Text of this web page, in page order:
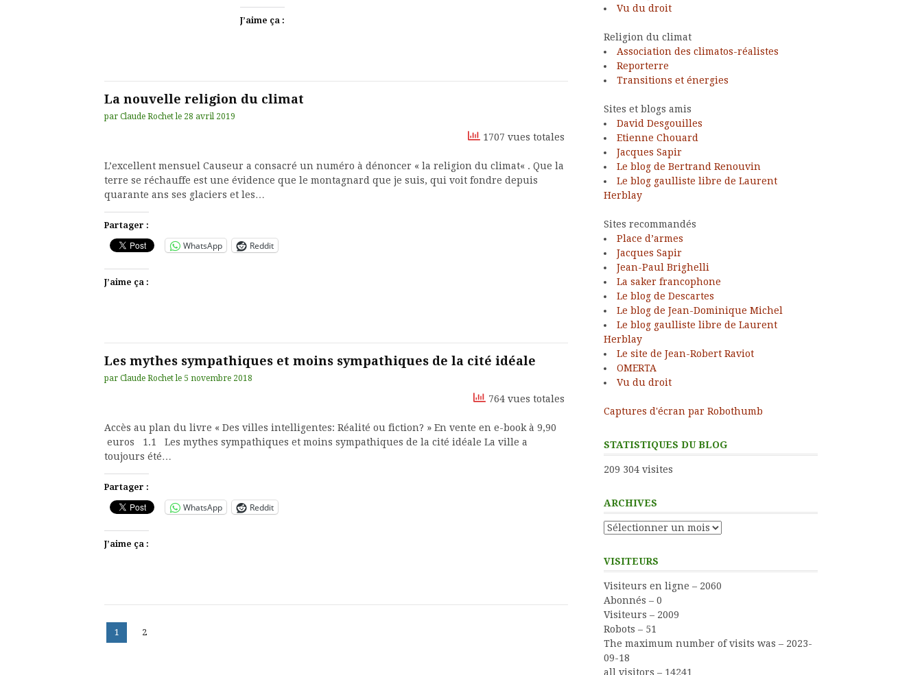
J’aime ça :
La nouvelle religion du climat
par Claude Rochet le 28 avril 2019
1707 vues totales
L’excellent mensuel Causeur a consacré un numéro à dénoncer « la religion du climat« . Que la
terre se réchauffe est une évidence que le montagnard que je suis, qui voit fondre depuis
quarante ans ses glaciers et les…
Partager :
WhatsApp Reddit
J’aime ça :
Les mythes sympathiques et moins sympathiques de la cité idéale
par Claude Rochet le 5 novembre 2018
764 vues totales
Accès au plan du livre « Des villes intelligentes: Réalité ou fiction? » En vente en e-book à 9,90
euros 1.1 Les mythes sympathiques et moins sympathiques de la cité idéale La ville a
toujours été…
Partager :
WhatsApp Reddit
J’aime ça :
Pagination
des
Page
1 Page
2
Vu du droit
Religion du climat
Association des climatos-réalistes
Reporterre
Transitions et énergies
Sites et blogs amis
David Desgouilles
Etienne Chouard
Jacques Sapir
Le blog de Bertrand Renouvin
Le blog gaulliste libre de Laurent
Herblay
Sites recommandés
Place d’armes
Jacques Sapir
Jean-Paul Brighelli
La saker francophone
Le blog de Descartes
Le blog de Jean-Dominique Michel
Le blog gaulliste libre de Laurent
Herblay
Le site de Jean-Robert Raviot
OMERTA
Vu du droit
Captures d'écran par Robothumb
STATISTIQUES DU BLOG
209 304 visites
ARCHIVES
Archives
VISITEURS
Visiteurs en ligne – 2060
Abonnés – 0
Visiteurs – 2009
Robots – 51
The maximum number of visits was – 2023-
09-18
all visitors – 14241